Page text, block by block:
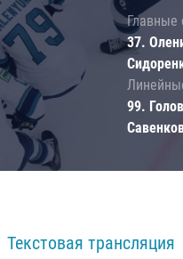
Главные
37.
99.
Текстовая трансляция